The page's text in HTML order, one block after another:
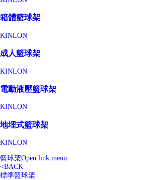
箱體籃球架
KINLON
成人籃球架
KINLON
電動液壓籃球架
KINLON
地埋式籃球架
KINLON
籃球架Open link menu
<BACK
標準籃球架